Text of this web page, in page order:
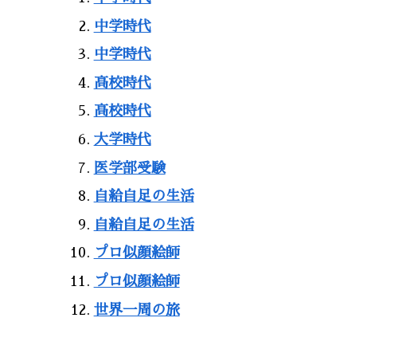
中学時代
中学時代
高校時代
高校時代
大学時代
医学部受験
自給自足の生活
自給自足の生活
プロ似顔絵師
プロ似顔絵師
世界一周の旅